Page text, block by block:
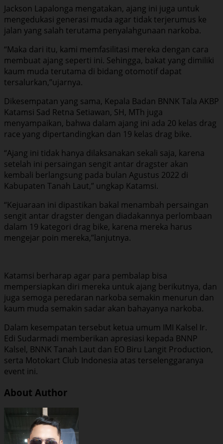
Jackson Lapalonga mengatakan, ajang ini juga untuk
mengedukasi generasi muda agar tidak terjerumus ke
jalan yang salah terutama penyalahgunaan narkoba.
“Maka dari itu, kami memfasilitasi mereka dengan cara
membuat ajang seperti ini. Sehingga, bakat yang dimiliki
kaum muda terutama di bidang otomotif dapat
tersalurkan,”ujarnya.
Dikesempatan yang sama, Kepala Badan BNNK Tala AKBP
Katamsi Sad Retna Setiawan, SH, MTh juga
menyampaikan, bahwa dalam ajang ini ada 20 kelas drag
race yang dipertandingkan dan 19 kelas drag bike.
“Ajang ini tidak hanya dilaksanakan sekali saja, karena
setelah ini persaingan sengit antar dragster akan
kembali berlangsung pada bulan Agustus 2022 di
Kabupaten Tanah Laut,” ungkap Katamsi.
“Kejuaraan ini dipastikan bakal menambah persaingan
sengit antar dragster dengan diadakannya perlombaan
dalam 19 kategori drag bike, karena mereka harus
mengejar poin mereka,”lanjutnya.
Katamsi berharap agar para pembalap bisa
mempersiapkan diri mereka untuk ajang berikutnya, dan
juga semoga peredaran narkoba semakin menurun dan
kaum muda semakin sadar akan bahayanya narkoba.
Dalam kesempatan tersebut ketua umum IMI Kalsel Ir.
Edi Sudarmadi memberikan apresiasi kepada BNNP
Kalsel, BNNK Tanah Laut dan EO Biru Langit Production,
serta Motokart Club Indonesia atas terselenggaranya
event ini.
About Author